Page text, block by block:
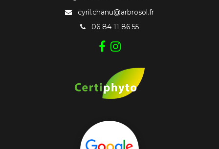
cyril.chanu@arbrosol.fr
06 84 11 86 55